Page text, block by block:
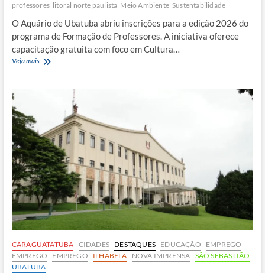
professores litoral norte paulista Meio Ambiente Sustentabilidade
O Aquário de Ubatuba abriu inscrições para a edição 2026 do
programa de Formação de Professores. A iniciativa oferece
capacitação gratuita com foco em Cultura…
Veja maisAquário
educação
ambiental
para
professores
CARAGUATATUBA CIDADES DESTAQUES EDUCAÇÃO
EMPREGO
EMPREGO
EMPREGO ILHABELA NOVA IMPRENSA SÃO SEBASTIÃO
UBATUBA